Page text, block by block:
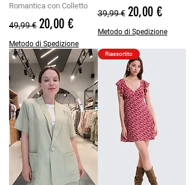
Romantica con Colletto
Prezzo regolare
49,99 € Prezzo scontato
20,00 €
Metodo di Spedizione
Prezzo regolare
39,99 € Prezzo scontato
20,00 €
Metodo di Spedizione
Riassortito